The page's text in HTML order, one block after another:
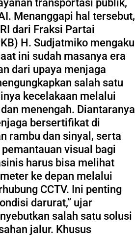
transportasi publik,
Menanggapi hal tersebut,
dari Fraksi Partai
H. Sudjatmiko mengaku
ini sudah masanya era
dari upaya menjaga
salah satu
kecelakaan melalui
menengah. Diantaranya
bersertifikat di
rambu dan sinyal, serta
visual bagi
harus bisa melihat
ke depan melalui
CCTV. Ini penting
darurat,” ujar
salah satu solusi
jalur. Khusus